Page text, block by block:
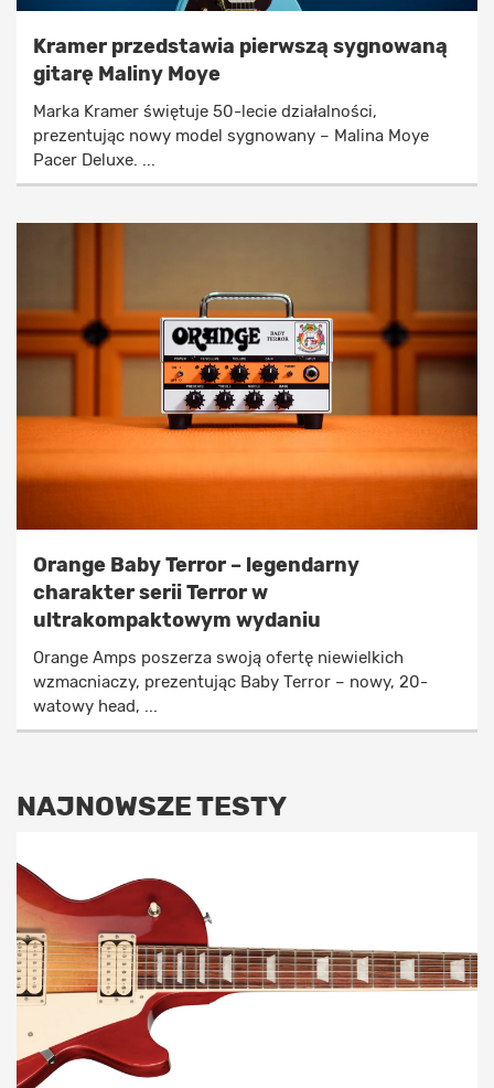
Kramer przedstawia pierwszą sygnowaną
gitarę Maliny Moye
Marka Kramer świętuje 50-lecie działalności,
prezentując nowy model sygnowany – Malina Moye
Pacer Deluxe. ...
Orange Baby Terror – legendarny
charakter serii Terror w
ultrakompaktowym wydaniu
Orange Amps poszerza swoją ofertę niewielkich
wzmacniaczy, prezentując Baby Terror – nowy, 20-
watowy head, ...
NAJNOWSZE TESTY